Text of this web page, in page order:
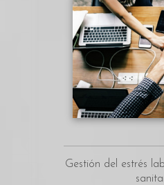
Gestión del estrés